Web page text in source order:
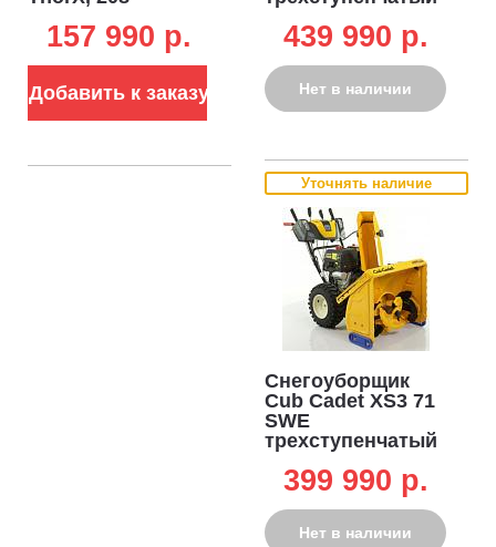
стартер 220В,
157 990 p.
Добавить к заказу
ThorX, 420
стартер 220В,
разблокировка
колёс, LED фара,
439 990 p.
Нет в наличии
Уточнять наличие
Снегоуборщик
Cub Cadet XS3 71
SWE
трехступенчатый
ThorX, 420
стартер 220В,
разблокировка
399 990 p.
Нет в наличии